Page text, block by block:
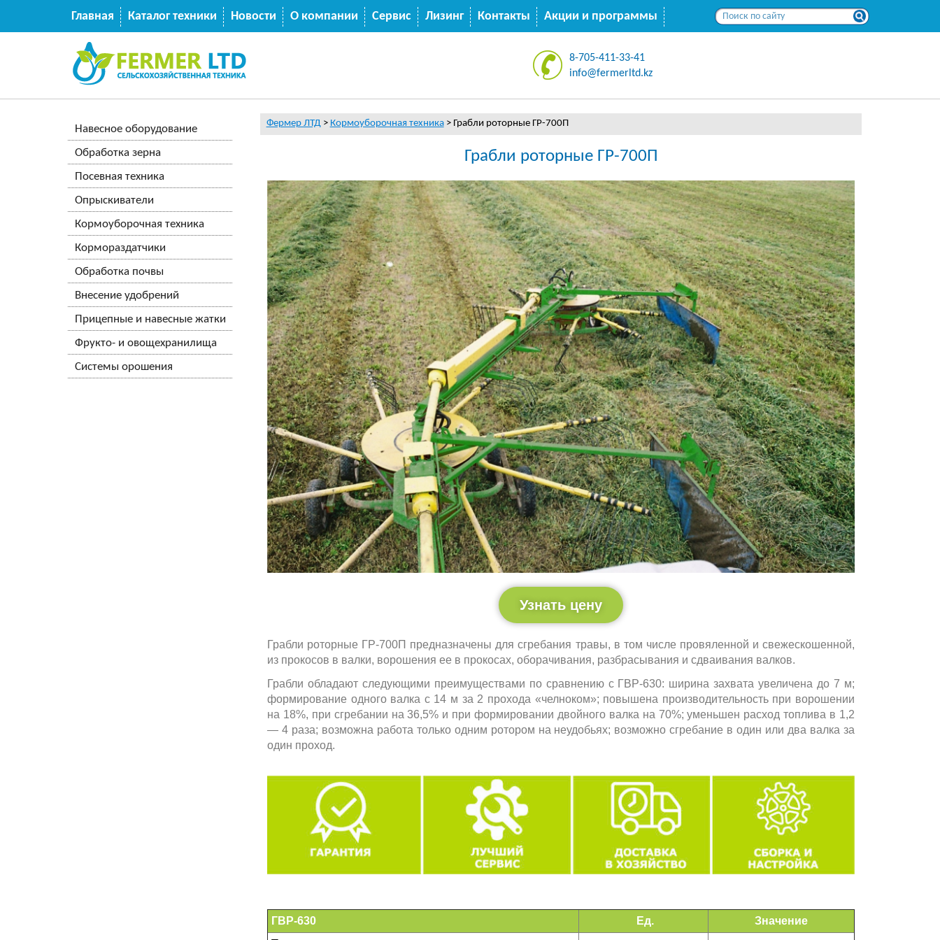
Главная Каталог техники Новости О компании Сервис Лизинг Контакты Акции и программы
8-705-411-33-41
info@fermerltd.kz
Навесное оборудование
Обработка зерна
Посевная техника
Опрыскиватели
Кормоуборочная техника
Кормораздатчики
Обработка почвы
Внесение удобрений
Прицепные и навесные жатки
Фрукто- и овощехранилища
Системы орошения
Фермер ЛТД> Кормоуборочная техника> Грабли роторные ГР-700П
Грабли роторные ГР-700П
Узнать цену
Грабли роторные ГР-700П предназначены для сгребания травы, в том числе провяленной и свежескошенной,
из прокосов в валки, ворошения ее в прокосах, оборачивания, разбрасывания и сдваивания валков.
Грабли обладают следующими преимуществами по сравнению с ГВР-630: ширина захвата увеличена до 7 м;
формирование одного валка с 14 м за 2 прохода «челноком»; повышена производительность при ворошении
на 18%, при сгребании на 36,5% и при формировании двойного валка на 70%; уменьшен расход топлива в 1,2
— 4 раза; возможна работа только одним ротором на неудобьях; возможно сгребание в один или два валка за
один проход.
ГВР-630 Ед.
Значение